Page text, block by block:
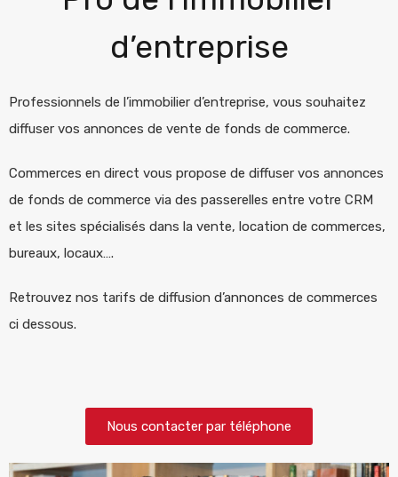
d’entreprise
Professionnels de l’immobilier d’entreprise, vous souhaitez
diffuser vos annonces de vente de fonds de commerce.
Commerces en direct vous propose de diffuser vos annonces
de fonds de commerce via des passerelles entre votre CRM
et les sites spécialisés dans la vente, location de commerces,
bureaux, locaux….
Retrouvez nos tarifs de diffusion d’annonces de commerces
ci dessous.
Nous contacter par téléphone